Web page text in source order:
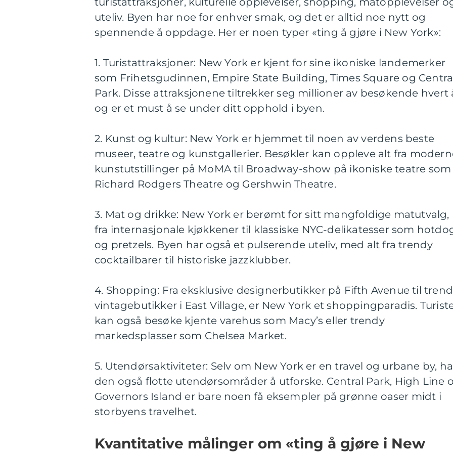
uteliv. Byen har noe for enhver smak, og det er alltid noe nytt og
spennende å oppdage. Her er noen typer «ting å gjøre i New York»:
1. Turistattraksjoner: New York er kjent for sine ikoniske landemerker
som Frihetsgudinnen, Empire State Building, Times Square og
Park. Disse attraksjonene tiltrekker seg millioner av besøkende hvert
og er et must å se under ditt opphold i byen.
2. Kunst og kultur: New York er hjemmet til noen av verdens beste
museer, teatre og kunstgallerier. Besøkler kan oppleve alt fra
kunstutstillinger på MoMA til Broadway-show på ikoniske teatre som
Richard Rodgers Theatre og Gershwin Theatre.
3. Mat og drikke: New York er berømt for sitt mangfoldige matutvalg,
fra internasjonale kjøkkener til klassiske NYC-delikatesser som
og pretzels. Byen har også et pulserende uteliv, med alt fra trendy
cocktailbarer til historiske jazzklubber.
4. Shopping: Fra eksklusive designerbutikker på Fifth Avenue til
vintagebutikker i East Village, er New York et shoppingparadis.
kan også besøke kjente varehus som Macy’s eller trendy
markedsplasser som Chelsea Market.
5. Utendørsaktiviteter: Selv om New York er en travel og urbane by,
den også flotte utendørsområder å utforske. Central Park, High Line
Governors Island er bare noen få eksempler på grønne oaser midt i
storbyens travelhet.
Kvantitative målinger om «ting å gjøre i New